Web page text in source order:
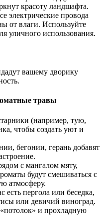
красоту ландшафта.
электрические провода
от влаги. Используйте
уличного использования.
вашему дворику
травы
(например, тую,
чтобы создать уют и
бегонии, герань добавят
с мангалом мяту,
будут смешиваться с
атмосферу.
есть пергола или беседка,
или девичий виноград.
и прохладную